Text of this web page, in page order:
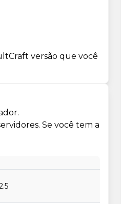
versão que você
Se você tem a